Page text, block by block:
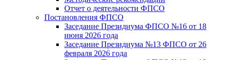
Отчет о деятельности ФПСО
Постановления ФПСО
Заседание Президиума ФПСО №16 от 18
июня 2026 года
Заседание Президиума №13 ФПСО от 26
февраля 2026 года